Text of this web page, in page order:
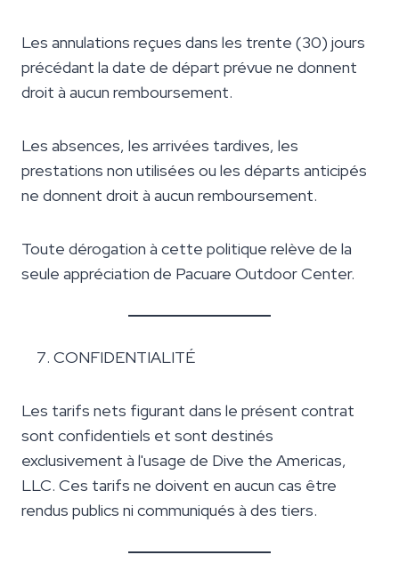
Les annulations reçues dans les trente (30) jours
précédant la date de départ prévue ne donnent
droit à aucun remboursement.
Les absences, les arrivées tardives, les
prestations non utilisées ou les départs anticipés
ne donnent droit à aucun remboursement.
Toute dérogation à cette politique relève de la
seule appréciation de Pacuare Outdoor Center.
CONFIDENTIALITÉ
Les tarifs nets figurant dans le présent contrat
sont confidentiels et sont destinés
exclusivement à l'usage de Dive the Americas,
LLC. Ces tarifs ne doivent en aucun cas être
rendus publics ni communiqués à des tiers.